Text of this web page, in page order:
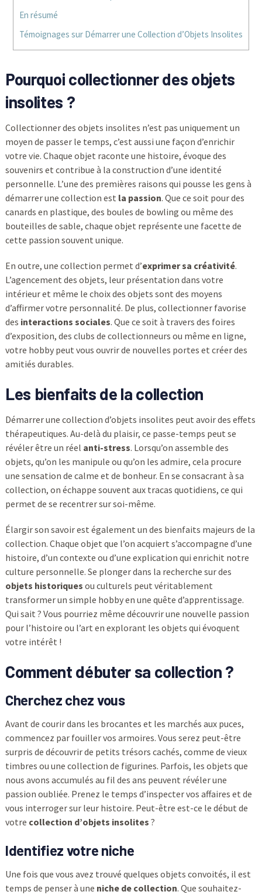
En résumé
Témoignages sur Démarrer une Collection d’Objets Insolites
Pourquoi collectionner des objets
insolites ?
Collectionner des objets insolites n’est pas uniquement un
moyen de passer le temps, c’est aussi une façon d’enrichir
votre vie. Chaque objet raconte une histoire, évoque des
souvenirs et contribue à la construction d’une identité
personnelle. L’une des premières raisons qui pousse les gens à
démarrer une collection est la passion. Que ce soit pour des
canards en plastique, des boules de bowling ou même des
bouteilles de sable, chaque objet représente une facette de
cette passion souvent unique.
En outre, une collection permet d’exprimer sa créativité.
L’agencement des objets, leur présentation dans votre
intérieur et même le choix des objets sont des moyens
d’affirmer votre personnalité. De plus, collectionner favorise
des interactions sociales. Que ce soit à travers des foires
d’exposition, des clubs de collectionneurs ou même en ligne,
votre hobby peut vous ouvrir de nouvelles portes et créer des
amitiés durables.
Les bienfaits de la collection
Démarrer une collection d’objets insolites peut avoir des effets
thérapeutiques. Au-delà du plaisir, ce passe-temps peut se
révéler être un réel anti-stress. Lorsqu’on assemble des
objets, qu’on les manipule ou qu’on les admire, cela procure
une sensation de calme et de bonheur. En se consacrant à sa
collection, on échappe souvent aux tracas quotidiens, ce qui
permet de se recentrer sur soi-même.
Élargir son savoir est également un des bienfaits majeurs de la
collection. Chaque objet que l’on acquiert s’accompagne d’une
histoire, d’un contexte ou d’une explication qui enrichit notre
culture personnelle. Se plonger dans la recherche sur des
objets historiques ou culturels peut véritablement
transformer un simple hobby en une quête d’apprentissage.
Qui sait ? Vous pourriez même découvrir une nouvelle passion
pour l’histoire ou l’art en explorant les objets qui évoquent
votre intérêt !
Comment débuter sa collection ?
Cherchez chez vous
Avant de courir dans les brocantes et les marchés aux puces,
commencez par fouiller vos armoires. Vous serez peut-être
surpris de découvrir de petits trésors cachés, comme de vieux
timbres ou une collection de figurines. Parfois, les objets que
nous avons accumulés au fil des ans peuvent révéler une
passion oubliée. Prenez le temps d’inspecter vos affaires et de
vous interroger sur leur histoire. Peut-être est-ce le début de
votre collection d’objets insolites ?
Identifiez votre niche
Une fois que vous avez trouvé quelques objets convoités, il est
temps de penser à une niche de collection. Que souhaitez-